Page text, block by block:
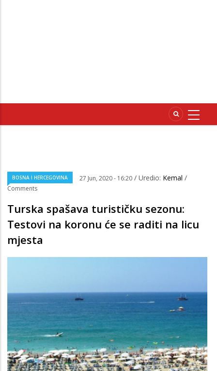
BOSNA I HERCEGOVINA 27 Jun, 2020 - 16:20 / Uredio: Kemal /
Comments
Turska spašava turističku sezonu:
Testovi na koronu će se raditi na licu
mjesta